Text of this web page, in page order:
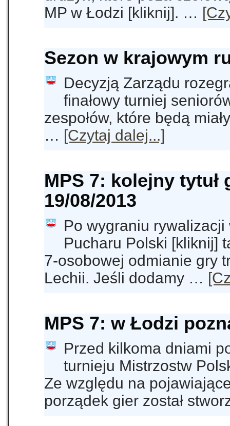
MP w Łodzi [kliknij]. …
Sezon w krajowym
Decyzją Zarządu
finałowy turniej
zespołów, które będą
… [Czytaj dalej...]
MPS 7: kolejny
19/08/2013
Po wygraniu
Pucharu Polski [kliknij]
7-osobowej odmianie gry
Lechii. Jeśli dodamy …
MPS 7: w Łodzi
Przed kilkoma dniami
turnieju Mistrzostw
Ze względu na
porządek gier został